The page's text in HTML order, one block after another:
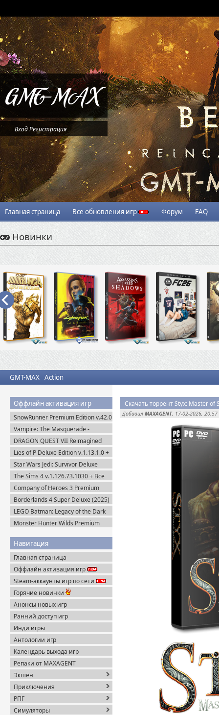
ВходРегистрация
Главная страница Все обновления игр Форум FAQ
Новинки
GMT-MAX Action
Оффлайн активация игр
SnowRunner Premium Edition v.42.0
+ Все DLC (2020) Пиратка
Vampire: The Masquerade -
Bloodlines 2 Premium Edition
v.53085 (2025) Portable
DRAGON QUEST VII Reimagined
v.1.1.1.0 + Все DLC (2026) Пиратка
Lies of P Deluxe Edition v.1.13.1.0 +
Все DLC (2023) Пиратка
Star Wars Jedi: Survivor Deluxe
Edition (2023) Steam-Rip
The Sims 4 v.1.126.73.1030 + Все
DLC (2014-2025) Portable
Company of Heroes 3 Premium
Edition (2023) RePack
Borderlands 4 Super Deluxe (2025)
Steam-Rip
LEGO Batman: Legacy of the Dark
Knight / ЛЕГО Бэтмен: Наследие
Тёмного Рыцаря (2026) Portable
Monster Hunter Wilds Premium
Навигация
Главная страница
Оффлайн активация игр
Steam-аккаунты игр по сети
Горячие новинки
Анонсы новых игр
Ранний доступ игр
Инди игры
Антологии игр
Календарь выхода игр
Репаки от MAXAGENT
Экшен
Приключения
РПГ
Симуляторы
Скачать торрент Styx: Master of
Добавил MAXAGENT, 17-02-2026, 20:57